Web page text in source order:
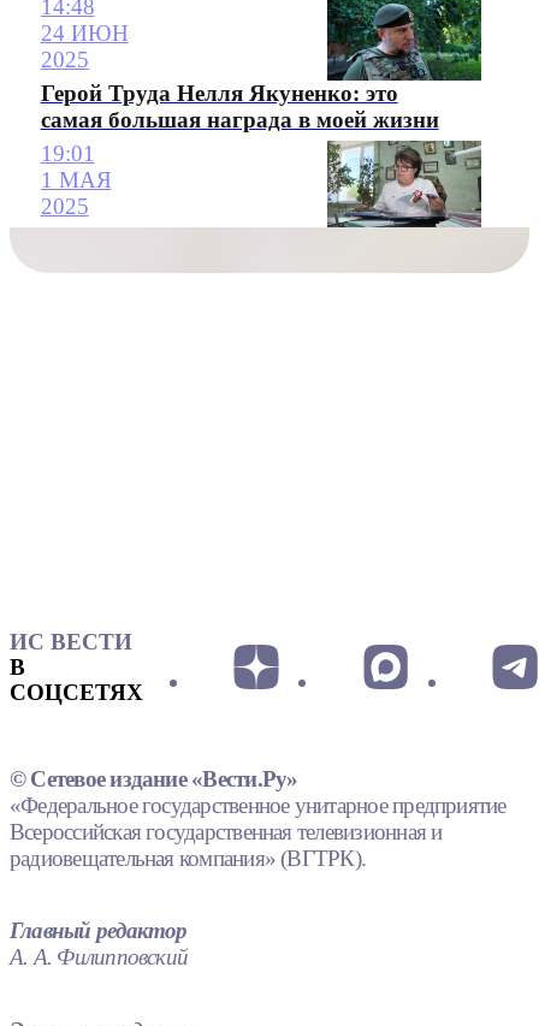
14:48
24 ИЮН
2025
Герой Труда Нелля Якуненко: это
самая большая награда в моей жизни
19:01
1 МАЯ
2025
ИС ВЕСТИ
В
СОЦСЕТЯХ
© Сетевое издание «Вести.Ру»
«Федеральное государственное унитарное предприятие
Всероссийская государственная телевизионная и
радиовещательная компания» (ВГТРК).
Главный редактор
А. А. Филипповский